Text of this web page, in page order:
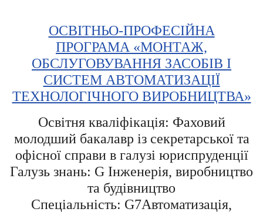
ОСВІТНЬО-ПРОФЕСІЙНА
ПРОГРАМА «МОНТАЖ,
ОБСЛУГОВУВАННЯ ЗАСОБІВ І
СИСТЕМ АВТОМАТИЗАЦІЇ
ТЕХНОЛОГІЧНОГО ВИРОБНИЦТВА»
Освітня кваліфікація: Фаховий
молодший бакалавр із секретарської та
офісної справи в галузі юриспруденції
Галузь знань: G Інженерія, виробництво
та будівництво
Спеціальність: G7Автоматизація,